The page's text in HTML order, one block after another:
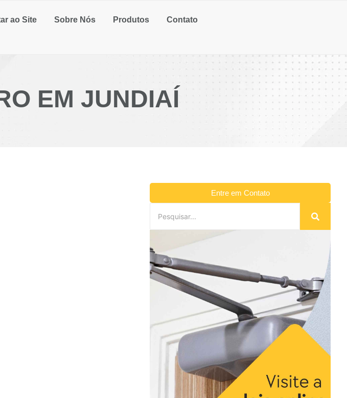
ao Site Sobre Nós Produtos Contato
EM JUNDIAÍ
Entre em Contato